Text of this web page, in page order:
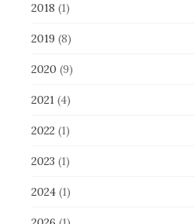
2018 (1)
2019 (8)
2020 (9)
2021(4)
2022(1)
2023 (1)
2024(1)